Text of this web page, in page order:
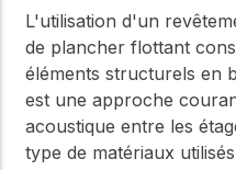
L'utilisation d'un
de plancher flottant
éléments structurels en
est une approche
acoustique entre les
type de matériaux